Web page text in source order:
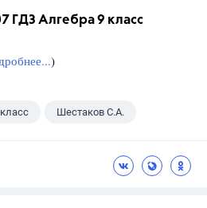
ГДЗ Алгебра 9 класс
)
Шестаков С.А.